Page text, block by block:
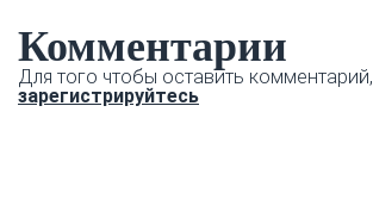
Комментарии
Для того чтобы оставить комментарий,
зарегистрируйтесь